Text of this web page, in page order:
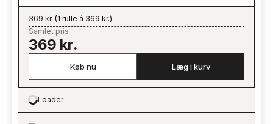
369 kr. (1 rulle á 369 kr.)
Samlet pris
369 kr.
Køb nu Læg i kurv
Loading…
Loader